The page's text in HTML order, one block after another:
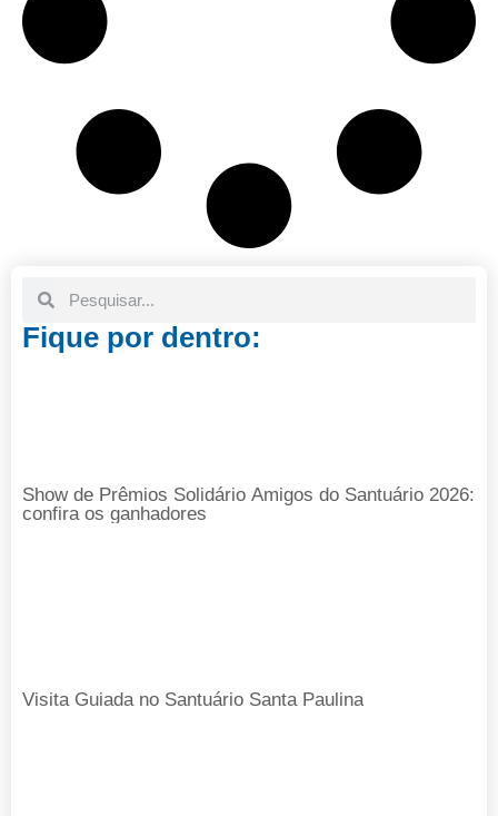
Fique por dentro:
Show de Prêmios Solidário Amigos do Santuário 2026:
confira os ganhadores
Visita Guiada no Santuário Santa Paulina